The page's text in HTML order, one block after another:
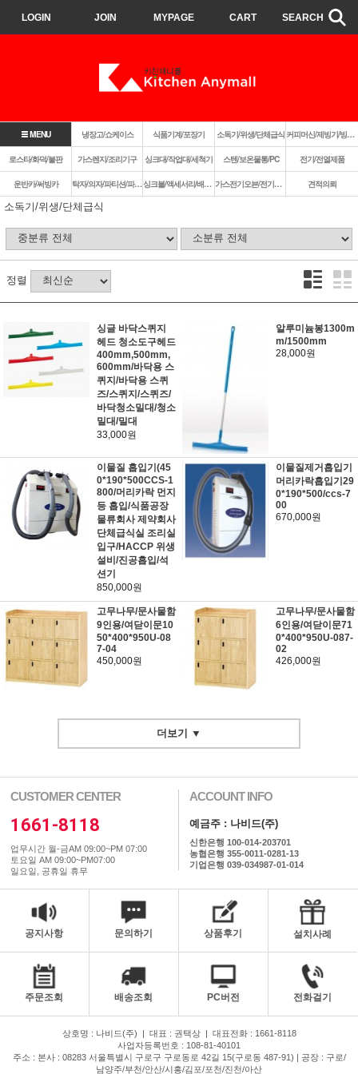
LOGIN JOIN MYPAGE CART SEARCH
MENU 냉장고/쇼케이스 식품기계/포장기 소독기/위생/단체급식 커피머신/제빙기/빙삭기
로스타/화덕/불판 가스렌지/조리기구 싱크대/작업대/세척기 스텐/보온물통/PC 전기/전열제품
운반카/써빙카 탁자/의자/파티션/파라솔 싱크볼/액세서리/배수구 가스전기오븐/전기렌지쿡탑/렌지후드
견적의뢰
소독기/위생/단체급식
정렬
싱글 바닥스퀴지
헤드 청소도구헤드
400mm,500mm,
600mm/바닥용 스
퀴지/바닥용 스퀴
즈/스퀴지/스퀴즈/
바닥청소밀대/청소
밀대/밀대
33,000원
알루미늄봉1300m
m/1500mm
28,000원
이물질 흡입기(45
0*190*500CCS-1
800/머리카락 먼지
등 흡입/식품공장
물류회사 제약회사
단체급식실 조리실
입구/HACCP 위생
설비/진공흡입/석
션기
850,000원
이물질제거흡입기
머리카락흡입기29
0*190*500/ccs-7
00
670,000원
고무나무/문사물함
9인용/여닫이문10
50*400*950U-08
7-04
450,000원
고무나무/문사물함
6인용/여닫이문71
0*400*950U-087-
02
426,000원
더보기 ▼
CUSTOMER CENTER
1661-8118
업무시간 월-금AM 09:00~PM 07:00
토요일 AM 09:00~PM07:00
일요일, 공휴일 휴무
ACCOUNT INFO
예금주 : 나비드(주)
신한은행 100-014-203701
농협은행 355-0011-0281-13
기업은행 039-034987-01-014
공지사항 문의하기 상품후기 설치사례
주문조회 배송조회 PC버전 전화걸기
상호명 : 나비드(주) | 대표 : 권택상 | 대표전화 : 1661-8118
사업자등록번호 : 108-81-40101
주소 : 본사 : 08283 서울특별시 구로구 구로동로 42길 15(구로동 487-91) | 공장 : 구로/
남양주/부천/안산/시흥/김포/포천/진천/아산